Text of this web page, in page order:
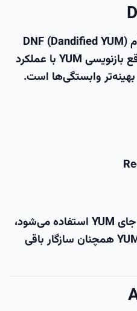
DNF (Dandified YUM)
توسعه داده شد. DNF در واقع بازنویسی YUM با عملکرد
وابستگی‌ها است.
به جای YUM استفاده می‌شود،
هرچند بسیاری از دستورات YUM همچنان سازگار باقی